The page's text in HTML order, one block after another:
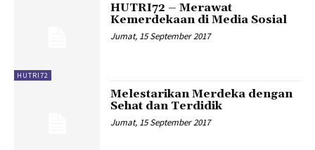
HUTRI72
HUTRI72 – Merawat
Kemerdekaan di Media Sosial
Jumat, 15 September 2017
Melestarikan Merdeka dengan
Sehat dan Terdidik
Jumat, 15 September 2017